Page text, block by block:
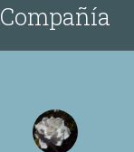
Compañía